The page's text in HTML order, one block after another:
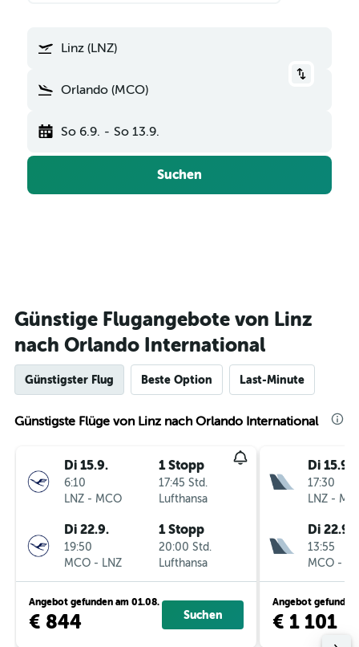
Linz (LNZ)
Orlando (MCO)
So 6.9. - So 13.9.
Suchen
Günstige Flugangebote von Linz
nach Orlando International
Günstigster Flug Beste Option Last-Minute
Günstigste Flüge von Linz nach Orlando International
Di 15.9.
6:10
LNZ - MCO
1 Stopp
17:45 Std.
Lufthansa
Di 22.9.
19:50
MCO - LNZ
1 Stopp
20:00 Std.
Lufthansa
Angebot gefunden am 01.08.
€ 844 Suchen
Di 15.9.
17:30
LNZ -
Di 22.9.
13:55
MCO -
Angebot gefunden
€ 1 101